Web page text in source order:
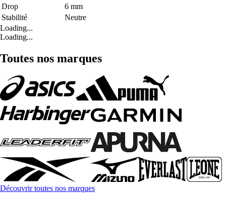
Drop
6 mm
Stabilité
Neutre
Loading...
Loading...
Toutes nos marques
Découvrir toutes nos marques